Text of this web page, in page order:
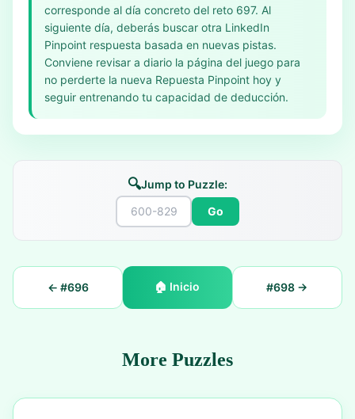
corresponde al día concreto del reto 697. Al
siguiente día, deberás buscar otra LinkedIn
Pinpoint respuesta basada en nuevas pistas.
Conviene revisar a diario la página del juego para
no perderte la nueva Repuesta Pinpoint hoy y
seguir entrenando tu capacidad de deducción.
🔍Jump to Puzzle:
Go
← #696 🏠 Inicio #698 →
More Puzzles